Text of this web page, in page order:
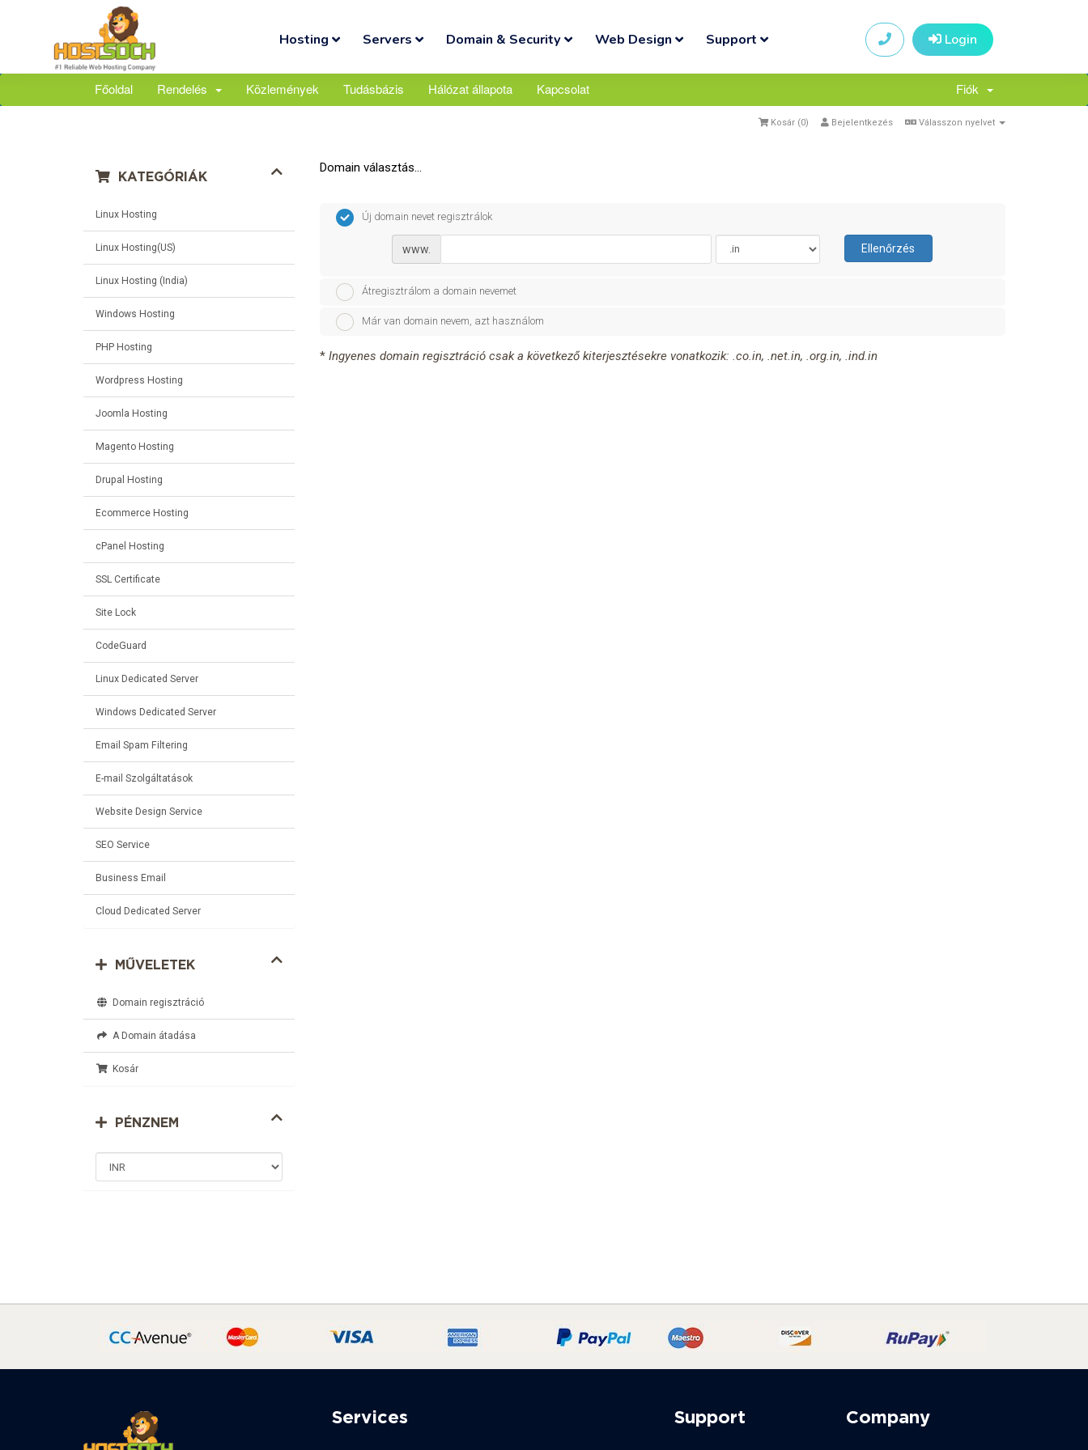
Hosting Servers Domain & Security Web Design Support Login
Főoldal Rendelés Közlemények Tudásbázis Hálózat állapota Kapcsolat Fiók
Válasszon nyelvet
Bejelentkezés
Kosár (0)
Domain választás...
KATEGÓRIÁK
Linux Hosting
Linux Hosting(US)
Linux Hosting (India)
Windows Hosting
PHP Hosting
Wordpress Hosting
Joomla Hosting
Magento Hosting
Drupal Hosting
Ecommerce Hosting
cPanel Hosting
SSL Certificate
Site Lock
CodeGuard
Linux Dedicated Server
Windows Dedicated Server
Email Spam Filtering
E-mail Szolgáltatások
Website Design Service
SEO Service
Business Email
Cloud Dedicated Server
MŰVELETEK
Domain regisztráció
A Domain átadása
Kosár
PÉNZNEM
Új domain nevet regisztrálok
www. Ellenőrzés
Átregisztrálom a domain nevemet
Már van domain nevem, azt használom
* Ingyenes domain regisztráció csak a következő kiterjesztésekre vonatkozik: .co.in, .net.in, .org.in, .ind.in
Services Support Company